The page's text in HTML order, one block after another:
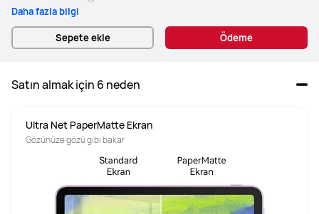
Daha fazla bilgi
Sepete ekle Ödeme
Satın almak için 6 neden
Ultra Net PaperMatte Ekran
Gözünüze gözü gibi bakar